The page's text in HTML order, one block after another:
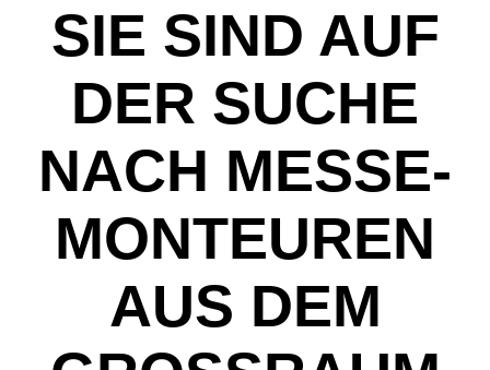
SIE SIND AUF
DER SUCHE
NACH MESSE-
MONTEUREN
AUS DEM